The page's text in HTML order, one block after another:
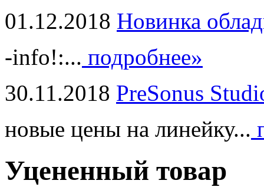
01.12.2018 Новинка
-info!:... подробнее»
30.11.2018 PreSonus
новые цены на линейку...
Уцененный товар